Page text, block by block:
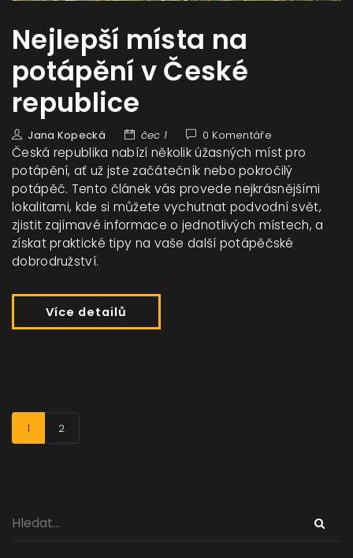
Nejlepší místa na
potápění v České
republice
Jana Kopecká čec 1 0 Komentáře
Česká republika nabízí několik úžasných míst pro
potápění, ať už jste začátečník nebo pokročilý
potápěč. Tento článek vás provede nejkrásnějšími
lokalitami, kde si můžete vychutnat podvodní svět,
zjistit zajímavé informace o jednotlivých místech, a
získat praktické tipy na vaše další potápěčské
dobrodružství.
Více detailů
1 2